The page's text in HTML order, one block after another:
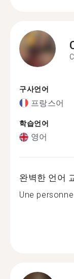
구사언어
프랑스어
학습언어
영어
완벽한 언어
Une